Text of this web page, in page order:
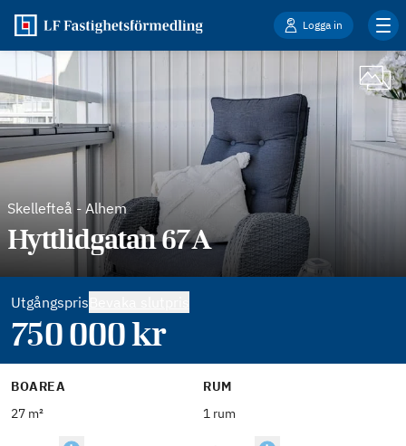
Logga in
Skellefteå - Alhem
Hyttlidgatan 67A
Utgångspris
750 000kr
BOAREA
27 m²
RUM
1 rum